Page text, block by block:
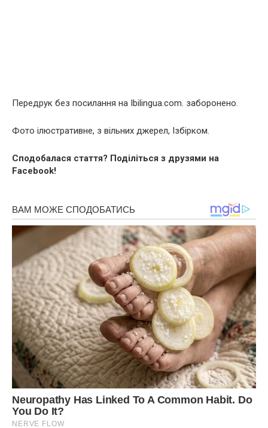
Передрук без посилання на Ibilingua.com. заборонено.
Фото ілюстративне, з вільних джерел, Ізбірком.
Сподобалася стаття? Поділіться з друзями на
Facebook!